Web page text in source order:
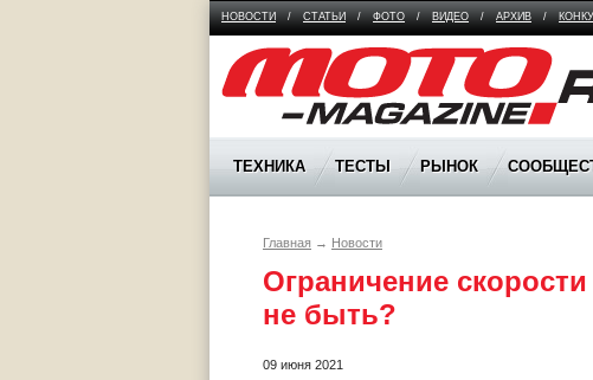
НОВОСТИ / СТАТЬИ / ФОТО / ВИДЕО / АРХИВ /
Moto Magazine
ТЕХНИКА ТЕСТЫ РЫНОК
Главная → Новости
Ограничение
не быть?
09 июня 2021